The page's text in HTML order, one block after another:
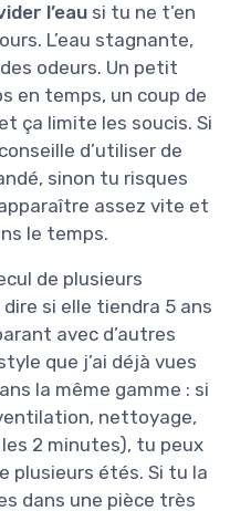
l’eau si tu ne t’en
L’eau stagnante,
odeurs. Un petit
en temps, un coup de
ça limite les soucis. Si
d’utiliser de
sinon tu risques
assez vite et
le temps.
de plusieurs
si elle tiendra 5 ans
avec d’autres
que j’ai déjà vues
la même gamme : si
nettoyage,
2 minutes), tu peux
plusieurs étés. Si tu la
dans une pièce très